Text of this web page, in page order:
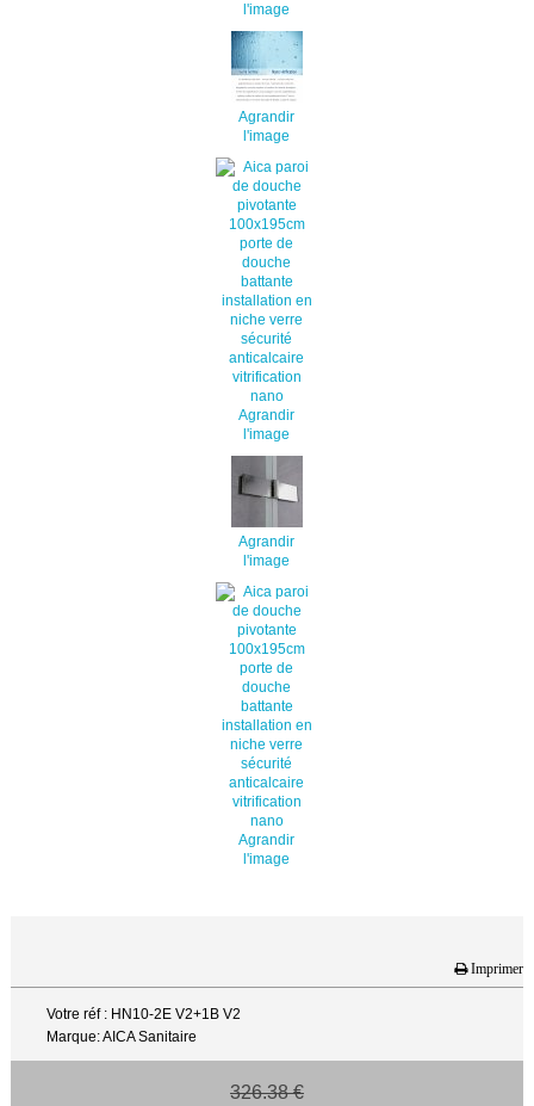
l'image
Agrandir
l'image
Agrandir
l'image
Agrandir
l'image
Agrandir
l'image
Imprimer
Votre réf : HN10-2E V2+1B V2
Marque: AICA Sanitaire
326.38 €